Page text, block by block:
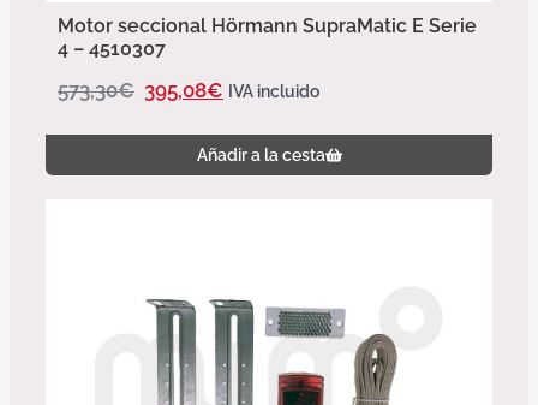
Motor seccional Hörmann SupraMatic E Serie
4 – 4510307
573,30€ 395,08€ IVA incluido
Añadir a la cesta